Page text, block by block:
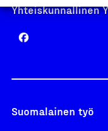
Yhteiskunnallinen
Suomalainen työ